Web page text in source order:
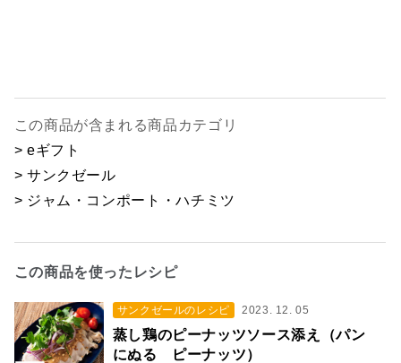
この商品が含まれる商品カテゴリ
> eギフト
> サンクゼール
> ジャム・コンポート・ハチミツ
この商品を使ったレシピ
サンクゼールのレシピ 2023. 12. 05
蒸し鶏のピーナッツソース添え（パン
にぬる ピーナッツ）